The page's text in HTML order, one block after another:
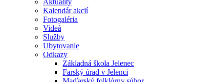
Aktuality
Kalendár akcií
Fotogaléria
Videá
Služby
Ubytovanie
Odkazy
Základná škola Jelenec
Farský úrad v Jelenci